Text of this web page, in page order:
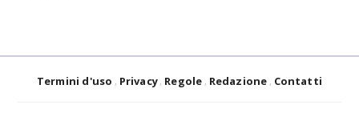
Termini d'uso Privacy Regole Redazione Contatti